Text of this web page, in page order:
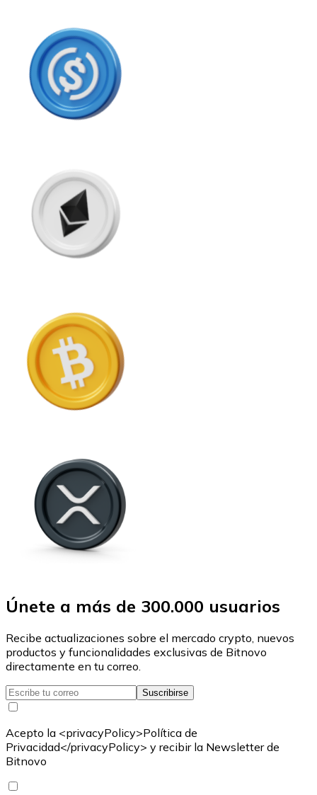
Únete a más de 300.000 usuarios
Recibe actualizaciones sobre el mercado crypto, nuevos
productos y funcionalidades exclusivas de Bitnovo
directamente en tu correo.
Suscribirse
Acepto la <privacyPolicy>Política de
Privacidad</privacyPolicy> y recibir la Newsletter de
Bitnovo